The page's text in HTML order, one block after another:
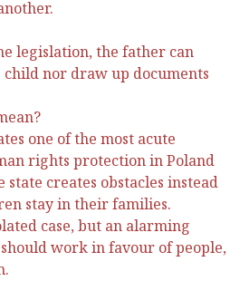
legislation, the father can
nor draw up documents
one of the most acute
rights protection in Poland
state creates obstacles instead
stay in their families.
case, but an alarming
work in favour of people,